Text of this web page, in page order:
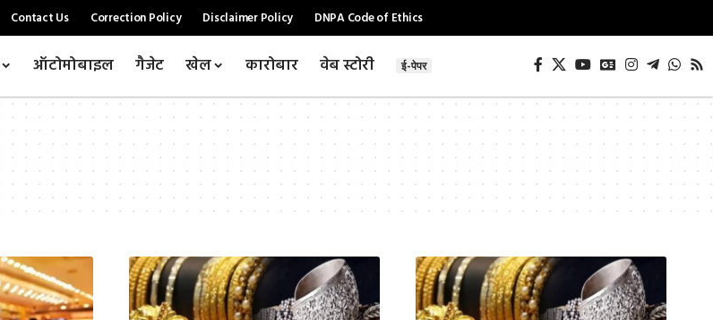
Contact Us Correction Policy Disclaimer Policy DNPA Code of Ethics
ऑटोमोबाइल गैजेट खेल कारोबार वेब स्टोरी ई-पेपर